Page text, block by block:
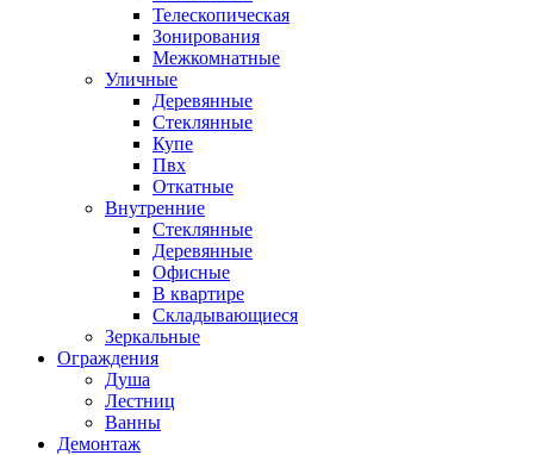
Телескопическая
Зонирования
Межкомнатные
Уличные
Деревянные
Стеклянные
Купе
Пвх
Откатные
Внутренние
Стеклянные
Деревянные
Офисные
В квартире
Складывающиеся
Зеркальные
Ограждения
Душа
Лестниц
Ванны
Демонтаж